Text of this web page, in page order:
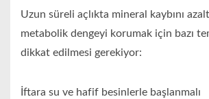
Uzun süreli açlıkta mineral kaybını
metabolik dengeyi korumak için bazı
dikkat edilmesi gerekiyor:
İftara su ve hafif besinlerle başlanmalı